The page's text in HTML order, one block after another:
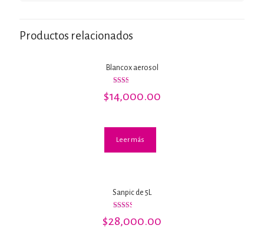
Productos relacionados
Blancox aerosol
con
$14,000.00
Leer más
Sanpic de 5L
Valorado
con
$28,000.00